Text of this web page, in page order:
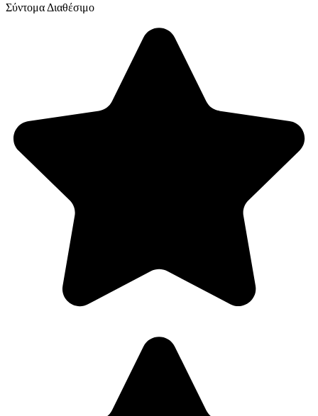
Σύντομα Διαθέσιμο